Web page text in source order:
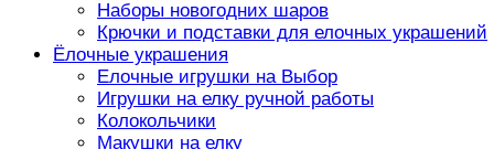
Наборы новогодних шаров
Крючки и подставки для елочных украшений
Ёлочные украшения
Елочные игрушки на Выбор
Игрушки на елку ручной работы
Колокольчики
Макушки на елку